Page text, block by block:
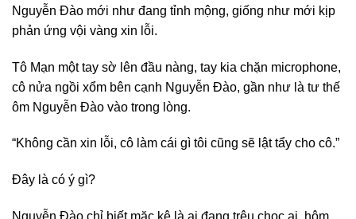
Nguyễn Đào mới như đang tỉnh mộng, giống như mới kịp
phản ứng vội vàng xin lỗi.
Tô Mạn một tay sờ lên đầu nàng, tay kia chặn microphone,
cô nửa ngồi xổm bên cạnh Nguyễn Đào, gần như là tư thế
ôm Nguyễn Đào vào trong lòng.
“Không cần xin lỗi, cô làm cái gì tôi cũng sẽ lật tẩy cho cô.”
Đây là có ý gì?
Nguyễn Đào chỉ biết mặc kệ là ai đang trêu chọc ai, hôm